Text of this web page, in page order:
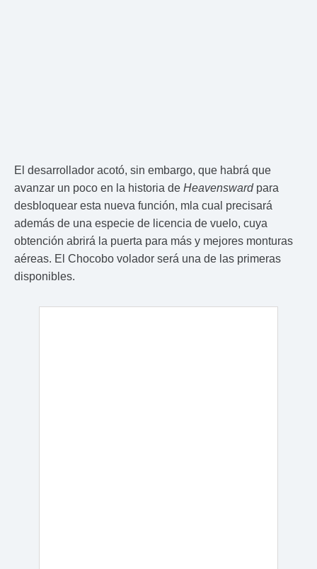
El desarrollador acotó, sin embargo, que habrá que
avanzar un poco en la historia de Heavenswardpara
desbloquear esta nueva función, mla cual precisará
además de una especie de licencia de vuelo, cuya
obtención abrirá la puerta para más y mejores monturas
aéreas. El Chocobo volador será una de las primeras
disponibles.